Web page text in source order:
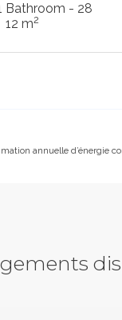
Bathroom - 28
12 m2
annuelle d’énergie